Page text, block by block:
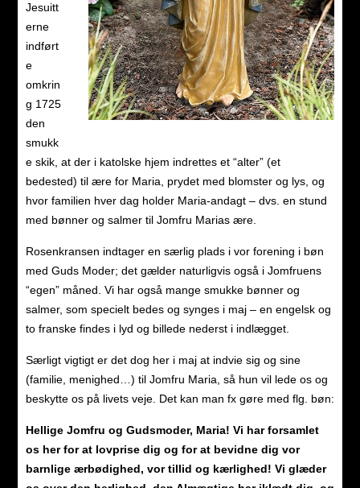
Jesuitt
erne
indført
e
omkrin
g 1725
den
smukk
e skik, at der i katolske hjem indrettes et “alter” (et
bedested) til ære for Maria, prydet med blomster og lys, og
hvor familien hver dag holder Maria-andagt – dvs. en stund
med bønner og salmer til Jomfru Marias ære.
Rosenkransen indtager en særlig plads i vor forening i bøn
med Guds Moder; det gælder naturligvis også i Jomfruens
“egen” måned. Vi har også mange smukke bønner og
salmer, som specielt bedes og synges i maj – en engelsk og
to franske findes i lyd og billede nederst i indlægget.
Særligt vigtigt er det dog her i maj at indvie sig og sine
(familie, menighed…) til Jomfru Maria, så hun vil lede os og
beskytte os på livets veje. Det kan man fx gøre med flg. bøn:
Hellige Jomfru og Gudsmoder, Maria! Vi har forsamlet
os her for at lovprise dig og for at bevidne dig vor
barnlige ærbødighed, vor tillid og kærlighed! Vi glæder